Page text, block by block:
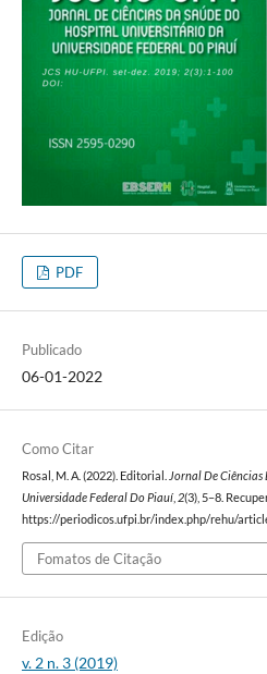
PDF
Publicado
06-01-2022
Como Citar
Rosal, M. A. (2022). Editorial.
Jornal De
Universidade Federal Do Piauí, 2(3), 5–8.
https://periodicos.ufpi.br/index.php/rehu/
Fomatos de Citação
Edição
v. 2 n. 3 (2019)